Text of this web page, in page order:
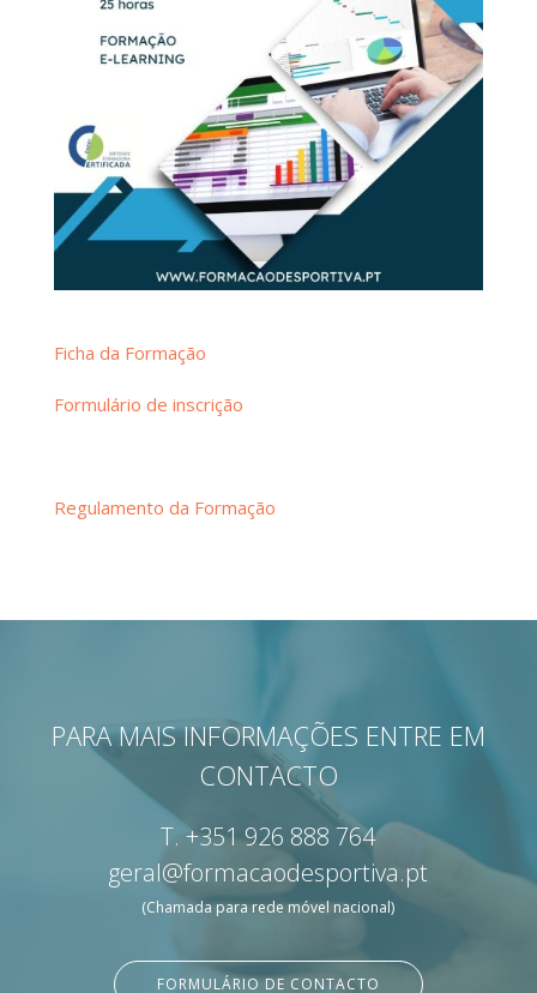
Ficha da Formação
Formulário de inscrição
Regulamento da Formação
PARA MAIS INFORMAÇÕES ENTRE EM
CONTACTO
T.+351 926 888 764
geral@formacaodesportiva.pt
(Chamada para rede móvel nacional)
FORMULÁRIO DE CONTACTO